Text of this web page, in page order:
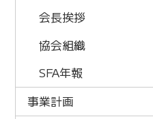
会長挨拶
協会組織
SFA年報
事業計画